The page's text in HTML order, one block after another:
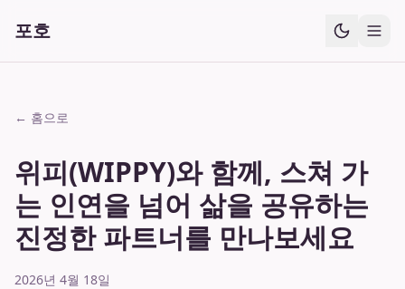
포호
← 홈으로
위피(WIPPY)와 함께, 스쳐 가
는 인연을 넘어 삶을 공유하는
진정한 파트너를 만나보세요
2026년 4월 18일